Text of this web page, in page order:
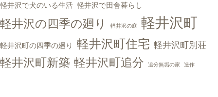
軽井沢で犬のいる生活 軽井沢で田舎暮らし
軽井沢の四季の廻り 軽井沢の庭 軽井沢町
軽井沢町の四季の廻り 軽井沢町住宅 軽井沢町別荘
軽井沢町新築 軽井沢町追分 追分無垢の家 造作